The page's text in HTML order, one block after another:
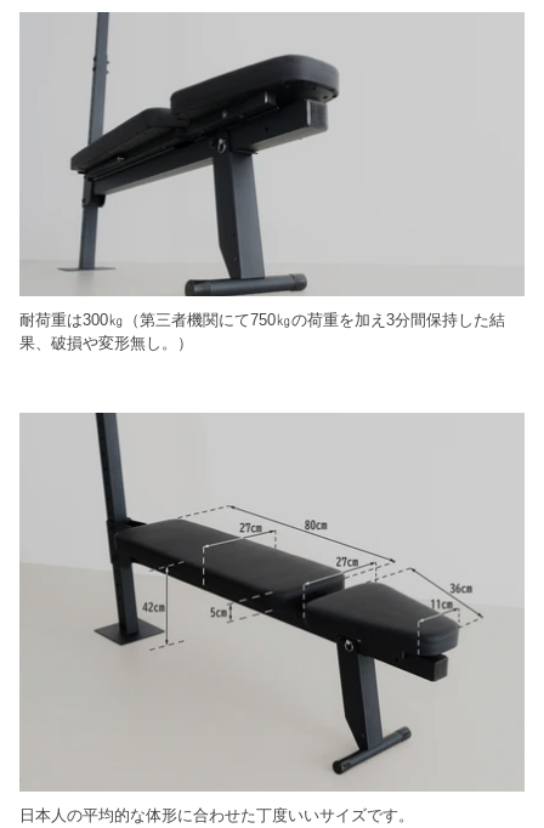
耐荷重は300㎏（第三者機関にて750㎏の荷重を加え3分間保持した結
果、破損や変形無し。）
日本人の平均的な体形に合わせた丁度いいサイズです。